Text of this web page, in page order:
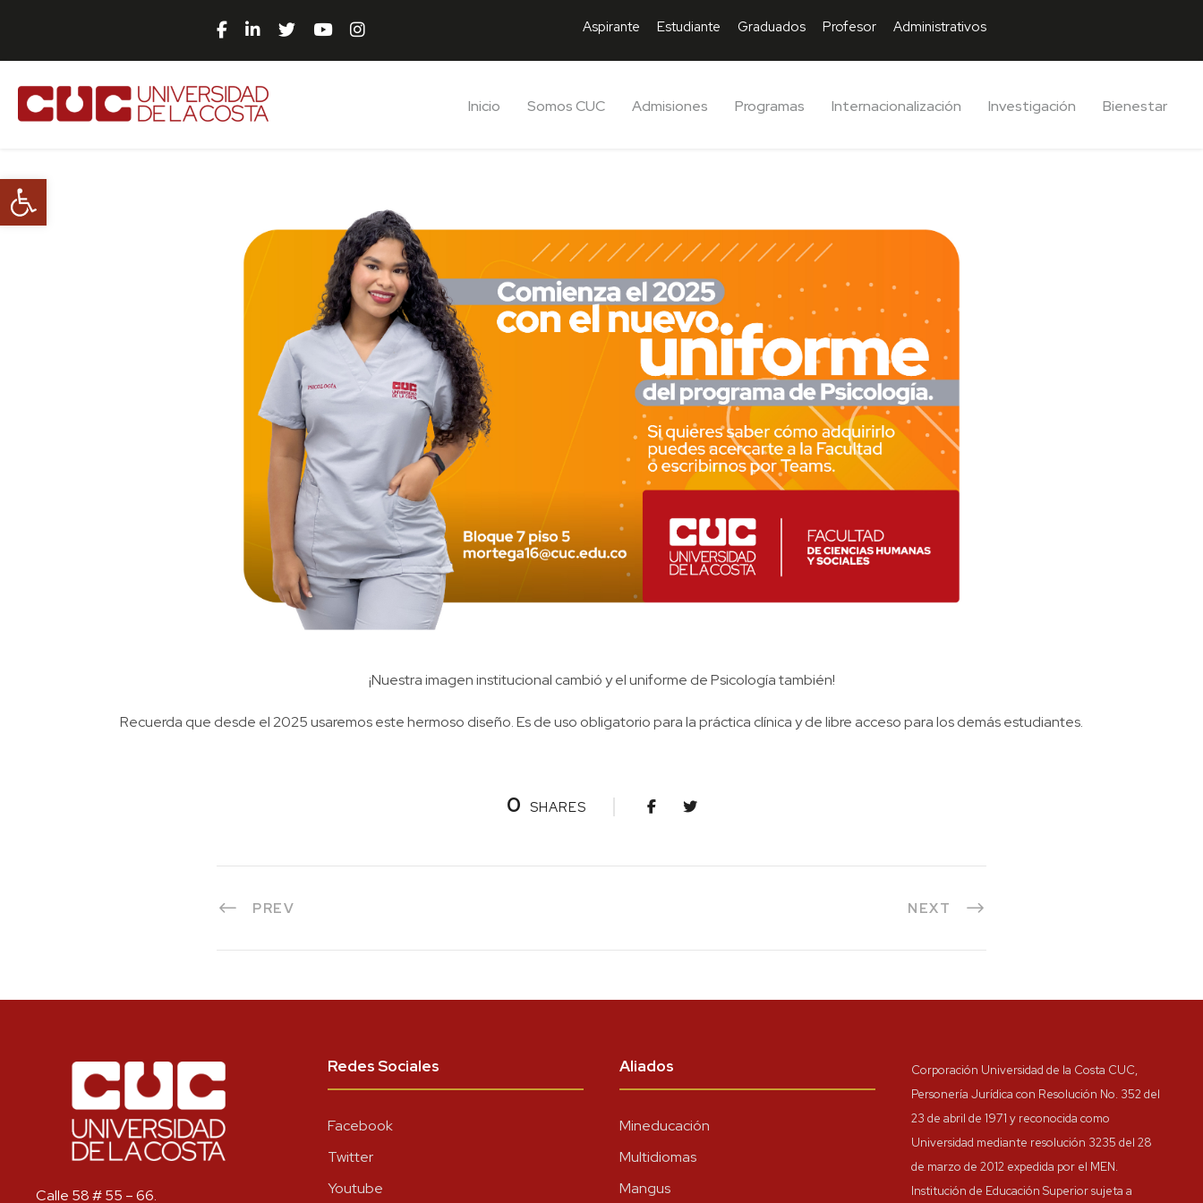
Abrir barra de herramientas
Aspirante Estudiante Graduados Profesor Administrativos
Inicio Somos CUC Admisiones Programas Internacionalización Investigación Bienestar
¡Nuestra imagen institucional cambió y el uniforme de Psicología también!
Recuerda que desde el 2025 usaremos este hermoso diseño. Es de uso obligatorio para la práctica clínica y de libre acceso para los demás estudiantes.
0 SHARES
PREV NEXT
Calle 58 # 55 – 66.
Redes Sociales
Facebook
Twitter
Youtube
Aliados
Mineducación
Multidiomas
Mangus
Corporación Universidad de la Costa CUC,
Personería Jurídica con Resolución No. 352 del
23 de abril de 1971 y reconocida como
Universidad mediante resolución 3235 del 28
de marzo de 2012 expedida por el MEN.
Institución de Educación Superior sujeta a